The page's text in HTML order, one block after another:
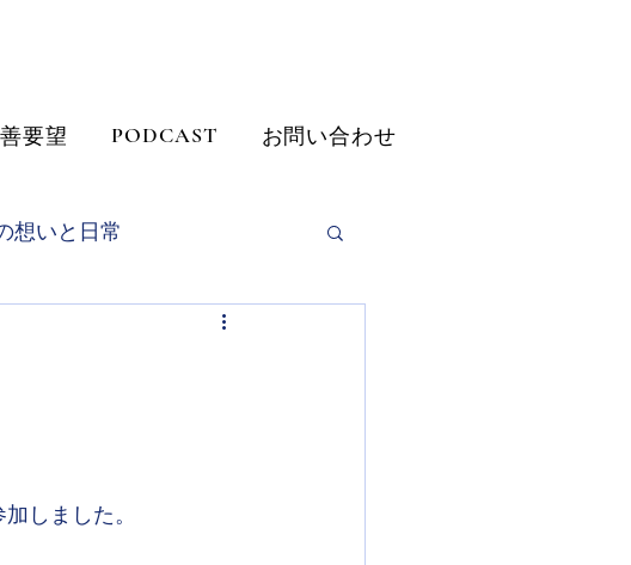
要望 PODCAST お問い合わせ
想いと日常
生化計画
しました。